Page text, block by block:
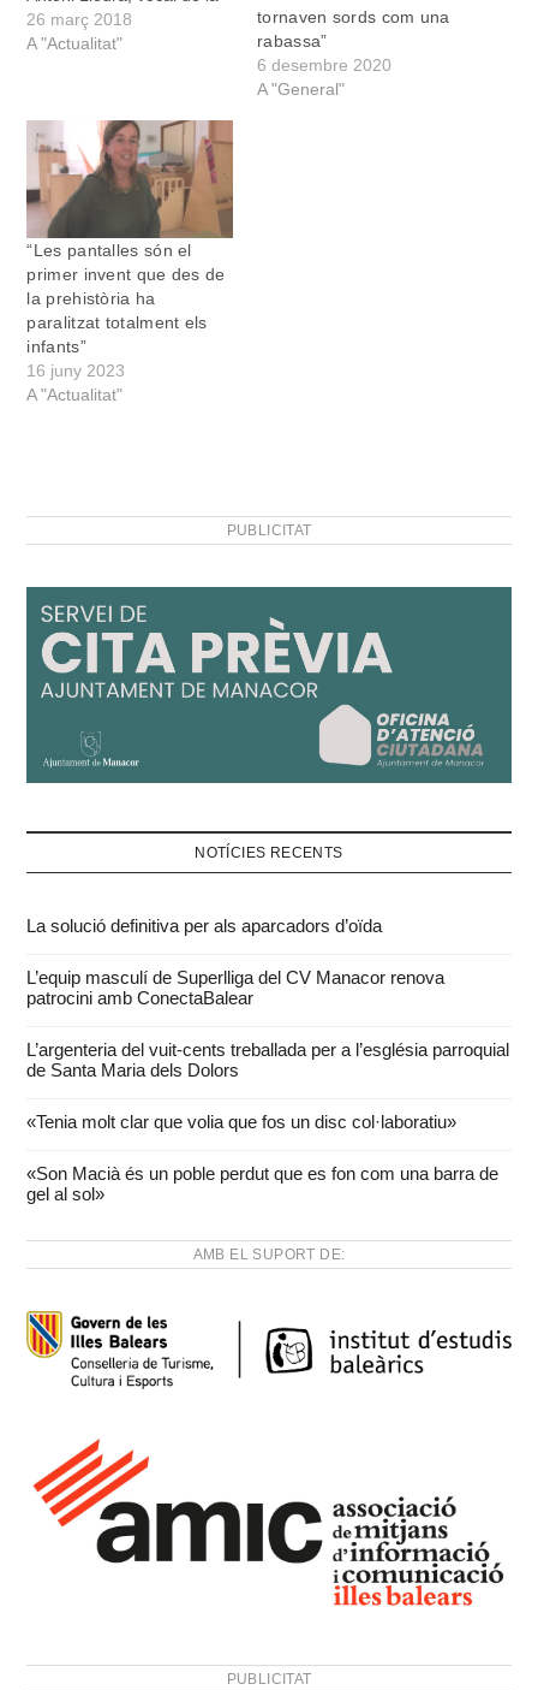
Confraria del Calvari,
sobre el Pas vivent
Confraria; quan es va
fundar? Quants de
confrares sou? Miquel:
Som la Confraria del
Calvari, tot i que molta
gent la…
26 març 2018
A "Actualitat"
tornaven sords com una
rabassa”
6 desembre 2020
A "General"
“Les pantalles són el
primer invent que des de
la prehistòria ha
paralitzat totalment els
infants”
16 juny 2023
A "Actualitat"
PUBLICITAT
NOTÍCIES RECENTS
La solució definitiva per als aparcadors d’oïda
L’equip masculí de Superlliga del CV Manacor renova
patrocini amb ConectaBalear
L’argenteria del vuit-cents treballada per a l’església parroquial
de Santa Maria dels Dolors
«Tenia molt clar que volia que fos un disc col·laboratiu»
«Son Macià és un poble perdut que es fon com una barra de
gel al sol»
AMB EL SUPORT DE:
PUBLICITAT